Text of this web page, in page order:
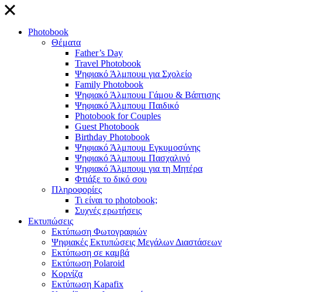
close
Photobook
Θέματα
Father’s Day
Travel Photobook
Ψηφιακό Άλμπουμ για Σχολείο
Family Photobook
Ψηφιακό Άλμπουμ Γάμου & Βάπτισης
Ψηφιακό Άλμπουμ Παιδικό
Photobook for Couples
Guest Photobook
Birthday Photobook
Ψηφιακό Άλμπουμ Εγκυμοσύνης
Ψηφιακό Άλμπουμ Πασχαλινό
Ψηφιακό Άλμπουμ για τη Μητέρα
Φτιάξε το δικό σου
Πληροφορίες
Τι είναι το photobook;
Συχνές ερωτήσεις
Εκτυπώσεις
Εκτύπωση Φωτογραφιών
Ψηφιακές Εκτυπώσεις Μεγάλων Διαστάσεων
Εκτύπωση σε καμβά
Εκτύπωση Polaroid
Κορνίζα
Εκτύπωση Kapafix